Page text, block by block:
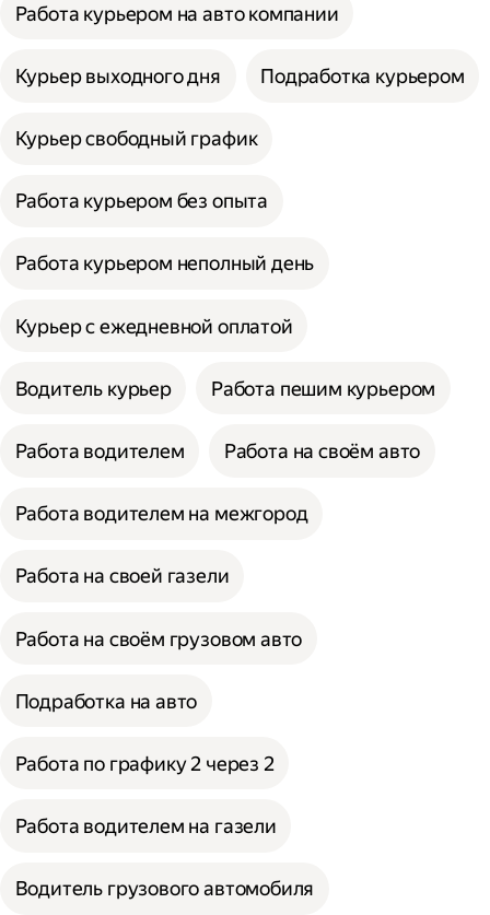
Работа курьером на авто компании
Курьер выходного дня Подработка курьером
Курьер свободный график
Работа курьером без опыта
Работа курьером неполный день
Курьер с ежедневной оплатой
Водитель курьер Работа пешим курьером
Работа водителем Работа на своём авто
Работа водителем на межгород
Работа на своей газели
Работа на своём грузовом авто
Подработка на авто
Работа по графику 2 через 2
Работа водителем на газели
Водитель грузового автомобиля